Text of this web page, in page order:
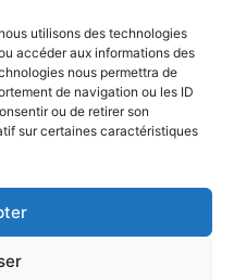
utilisons des technologies
accéder aux informations des
nous permettra de
de navigation ou les ID
ou de retirer son
sur certaines caractéristiques